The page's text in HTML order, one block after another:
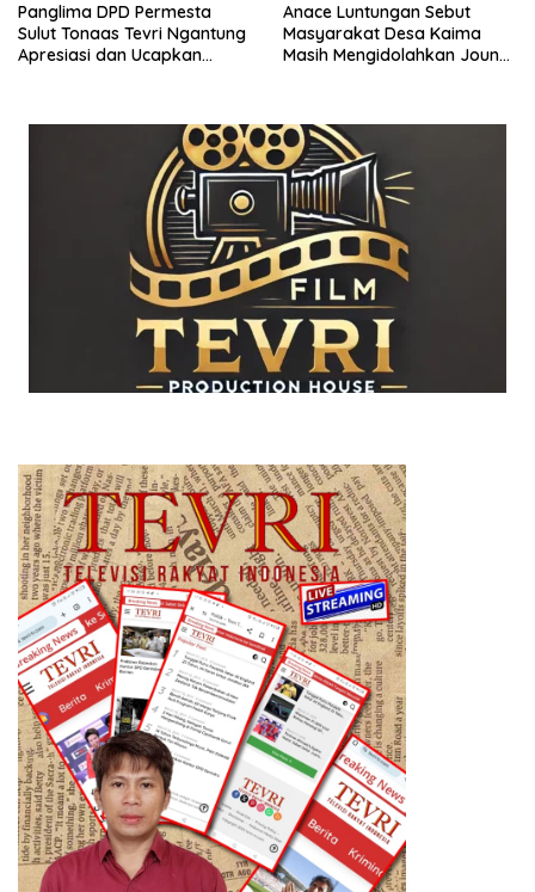
‎‎‎Panglima DPD Permesta
Sulut Tonaas Tevri Ngantung
Apresiasi dan Ucapkan
Tonsea yang Dilantik
sebagai Komisaris PT.PPSU
BUMD Oleh Gubernur YSK ‎‎
Anace Luntungan Sebut
Masyarakat Desa Kaima
Masih Mengidolahkan Joune